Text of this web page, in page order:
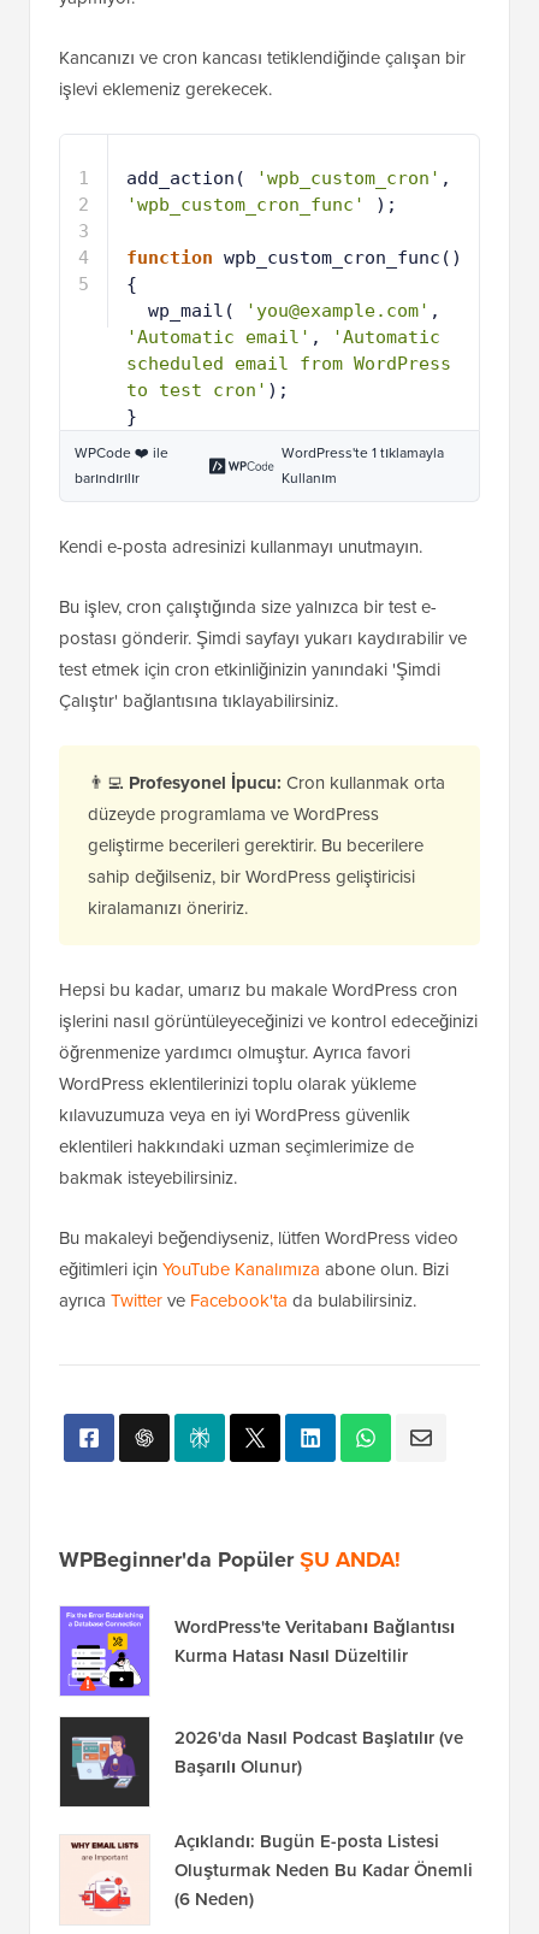
Kancanızı ve cron kancası tetiklendiğinde çalışan bir
işlevi eklemeniz gerekecek.
1
2
3
add_action( 'wpb_custom_cron'
'wpb_custom_cron_func'
);
function wpb_custom_cron_func()
{
wp_mail(
'you@example.com'
'Automatic email' ,
'Automatic
scheduled email from WordPress
to test cron' );
}
WPCode ❤️ ile
barındırılır
WordPress'te 1 tıklamayla
Kullanım
Bu işlev, cron çalıştığında size yalnızca bir test e-
postası gönderir. Şimdi sayfayı yukarı kaydırabilir ve
test etmek için cron etkinliğinizin yanındaki 'Şimdi
👨‍💻Profesyonel İpucu:Cron kullanmak orta
düzeyde programlama ve WordPress
geliştirme becerileri gerektirir. Bu becerilere
sahip değilseniz, bir WordPress geliştiricisi
Hepsi bu kadar, umarız bu makale WordPress cron
işlerini nasıl görüntüleyeceğinizi ve kontrol edeceğinizi
öğrenmenize yardımcı olmuştur. Ayrıca favori
WordPress eklentilerinizi toplu olarak yükleme
kılavuzumuza veya en iyi WordPress güvenlik
eklentileri hakkındaki uzman seçimlerimize de
Bu makaleyi beğendiyseniz, lütfen WordPress video
eğitimleri içinYouTube Kanalımızaabone olun. Bizi
WordPress'te Veritabanı Bağlantısı
2026'da Nasıl Podcast Başlatılır (ve
Açıklandı: Bugün E-posta Listesi
Oluşturmak Neden Bu Kadar Önemli